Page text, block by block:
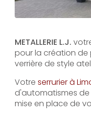
METALLERIE L.J.
pour la création
verrière de style
Votre serrurier à
d'automatismes
mise en place de